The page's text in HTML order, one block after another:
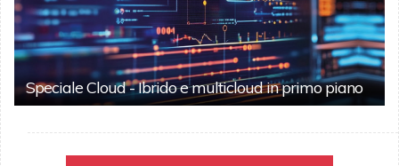
Speciale Cloud - Ibrido e multicloud in primo piano